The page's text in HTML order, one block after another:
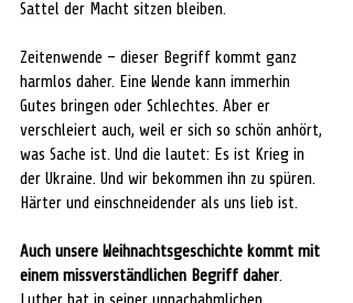
Sattel der Macht sitzen bleiben.
Zeitenwende – dieser Begriff kommt ganz
harmlos daher. Eine Wende kann immerhin
Gutes bringen oder Schlechtes. Aber er
verschleiert auch, weil er sich so schön anhört,
was Sache ist. Und die lautet: Es ist Krieg in
der Ukraine. Und wir bekommen ihn zu spüren.
Härter und einschneidender als uns lieb ist.
Auch unsere Weihnachtsgeschichte kommt mit
einem missverständlichen Begriff daher.